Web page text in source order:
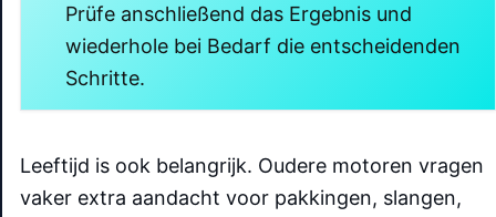
Prüfe anschließend das Ergebnis und
wiederhole bei Bedarf die entscheidenden
Schritte.
Leeftijd is ook belangrijk. Oudere motoren vragen
vaker extra aandacht voor pakkingen, slangen,